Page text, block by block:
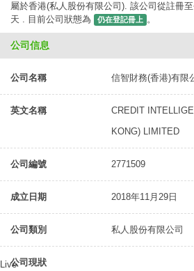
屬於香港(私人股份有限公司). 該公司從註冊
天 . 目前公司狀態為
仍在登記冊上 。
公司信息
公司名稱 信智財務(香港)有限
英文名稱
CREDIT
KONG) LIMITED
公司編號 2771509
成立日期 2018年11月29日
公司類別 私人股份有限公司
公司現狀
Live